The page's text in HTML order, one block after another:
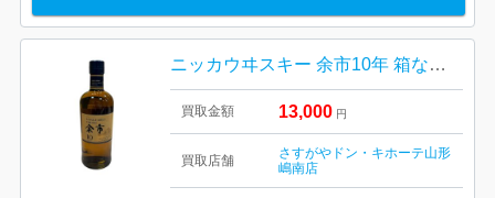
ニッカウヰスキー 余市10年 箱なし 山形市
買取金額 13,000 円
買取店舗
さすがやドン・キホーテ山形
嶋南店